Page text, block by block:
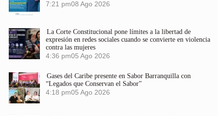
7:21 pm08 Ago 2026
La Corte Constitucional pone límites a la libertad de
expresión en redes sociales cuando se convierte en violencia
contra las mujeres
4:36 pm05 Ago 2026
Gases del Caribe presente en Sabor Barranquilla con
“Legados que Conservan el Sabor”
4:18 pm05 Ago 2026